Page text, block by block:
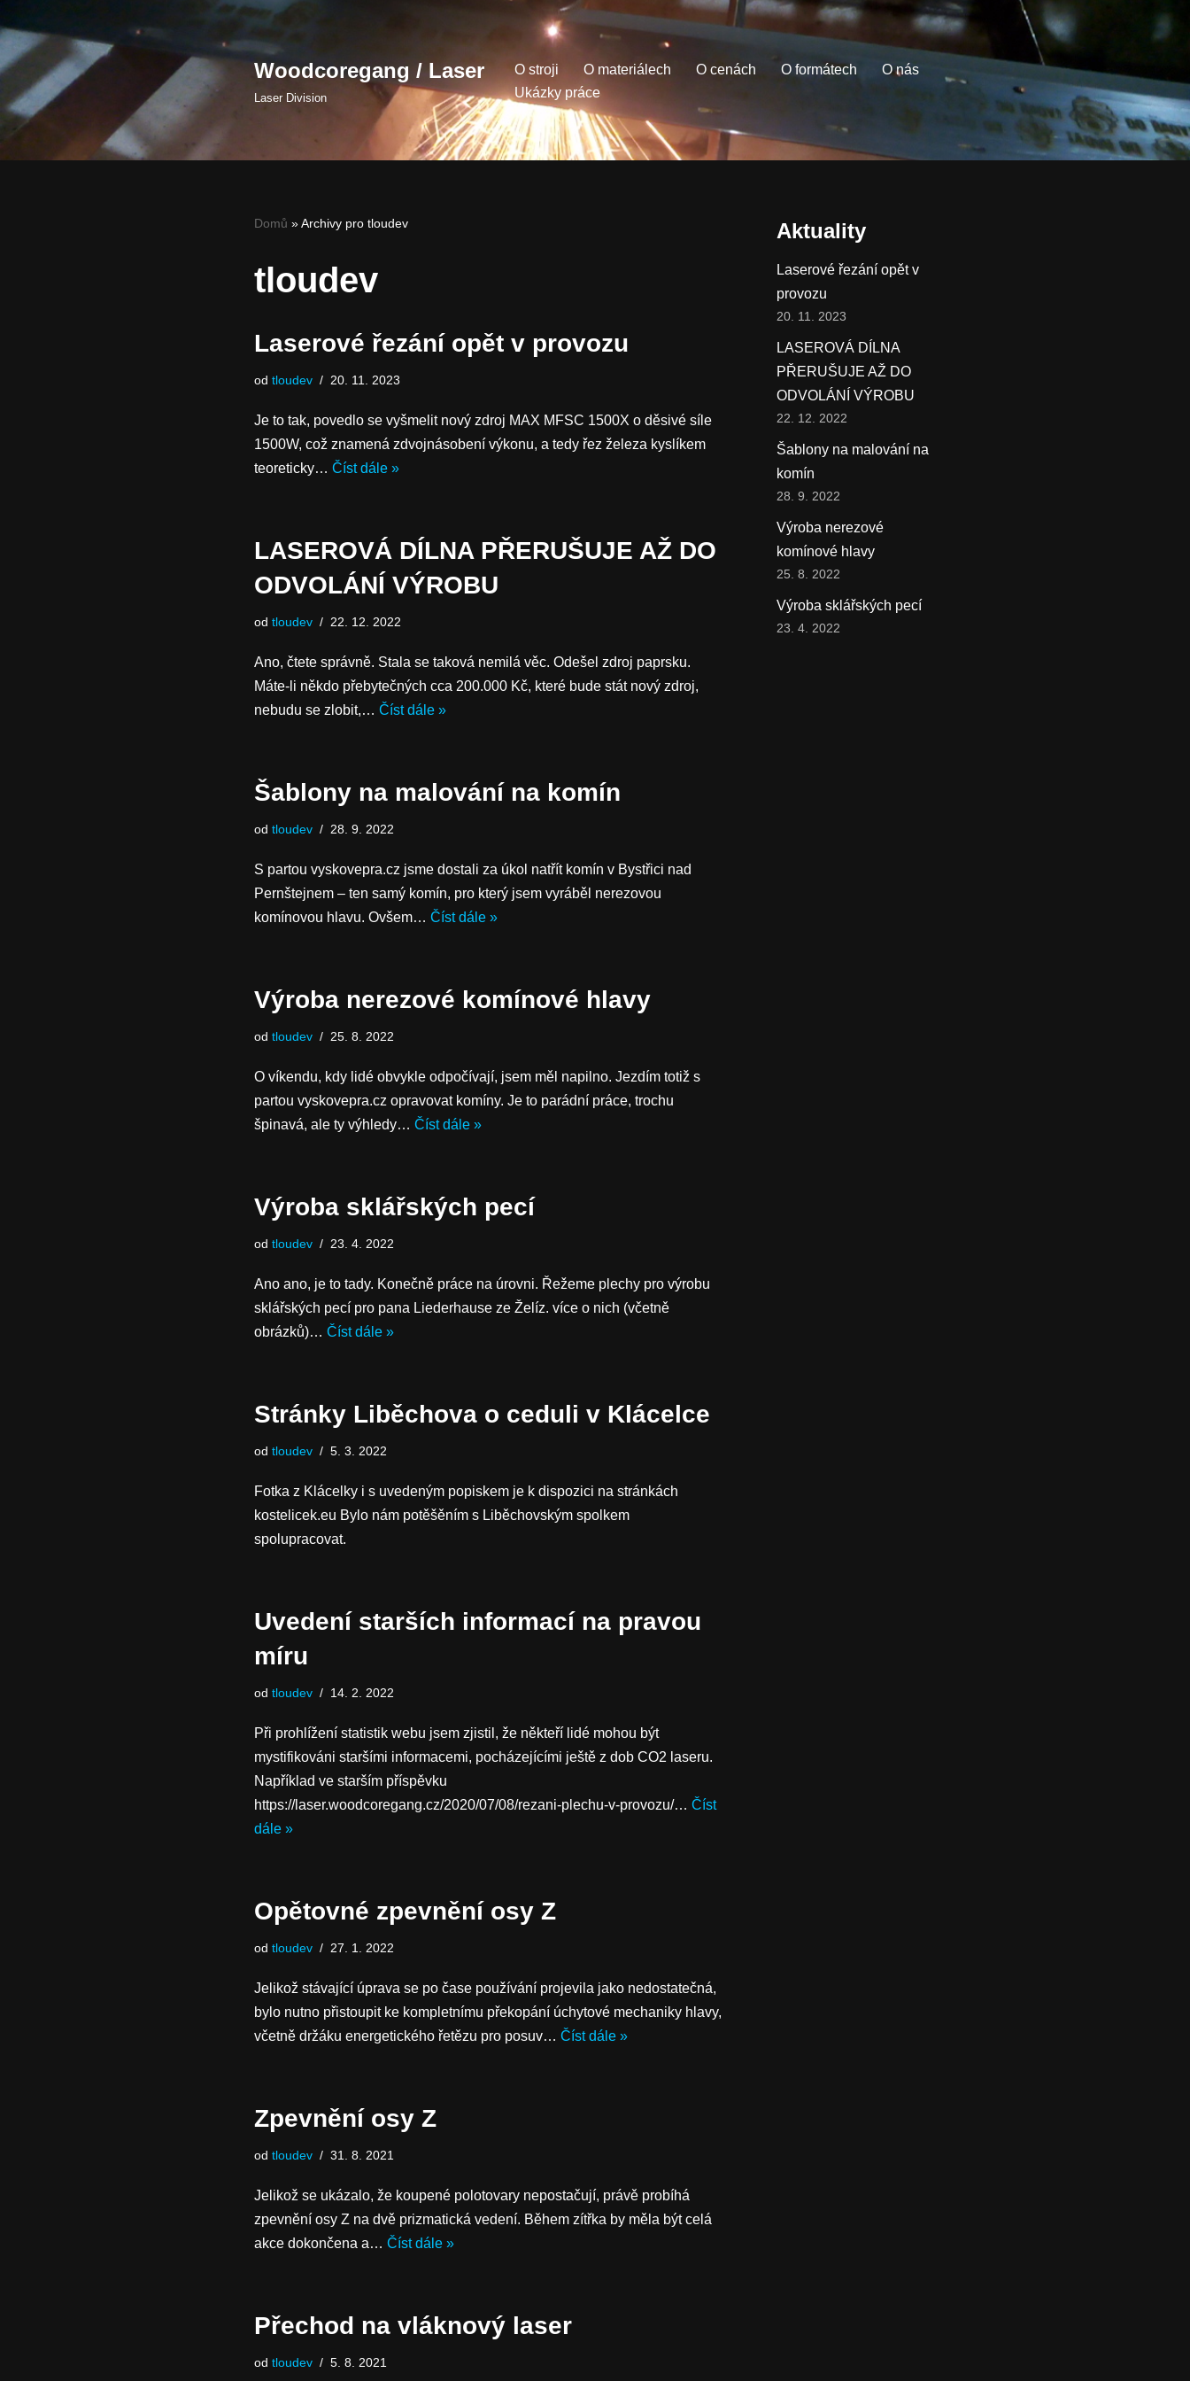
Přeskočit
obsah
Woodcoregang / Laser
Laser Division
O stroji O materiálech O cenách O formátech
O nás
Ukázky práce
Domů »Archivy pro tloudev
tloudev
Laserové řezání opět v provozu
od tloudev 20. 11. 2023
Je to tak, povedlo se vyšmelit nový zdroj MAX MFSC 1500X o děsivé síle
1500W, což znamená zdvojnásobení výkonu, a tedy řez železa kyslíkem
teoreticky… Číst dále »
LASEROVÁ DÍLNA PŘERUŠUJE AŽ DO
ODVOLÁNÍ VÝROBU
od tloudev 22. 12. 2022
Ano, čtete správně. Stala se taková nemilá věc. Odešel zdroj paprsku.
Máte-li někdo přebytečných cca 200.000 Kč, které bude stát nový zdroj,
nebudu se zlobit,… Číst dále »
Šablony na malování na komín
od tloudev 28. 9. 2022
S partou vyskovepra.cz jsme dostali za úkol natřít komín v Bystřici nad
Pernštejnem – ten samý komín, pro který jsem vyráběl nerezovou
komínovou hlavu. Ovšem… Číst dále »
Výroba nerezové komínové hlavy
od tloudev 25. 8. 2022
O víkendu, kdy lidé obvykle odpočívají, jsem měl napilno. Jezdím totiž s
partou vyskovepra.cz opravovat komíny. Je to parádní práce, trochu
špinavá, ale ty výhledy… Číst dále »
Výroba sklářských pecí
od tloudev 23. 4. 2022
Ano ano, je to tady. Konečně práce na úrovni. Řežeme plechy pro výrobu
sklářských pecí pro pana Liederhause ze Želíz. více o nich (včetně
obrázků)… Číst dále »
Stránky Liběchova o ceduli v Klácelce
od tloudev 5. 3. 2022
Fotka z Klácelky i s uvedeným popiskem je k dispozici na stránkách
kostelicek.eu Bylo nám potěšěním s Liběchovským spolkem
spolupracovat.
Uvedení starších informací na pravou
míru
od tloudev 14. 2. 2022
Při prohlížení statistik webu jsem zjistil, že někteří lidé mohou být
mystifikováni staršími informacemi, pocházejícími ještě z dob CO2 laseru.
Například ve starším příspěvku
https://laser.woodcoregang.cz/2020/07/08/rezani-plechu-v-provozu/… Číst
dále »
Opětovné zpevnění osy Z
od tloudev 27. 1. 2022
Jelikož stávající úprava se po čase používání projevila jako nedostatečná,
bylo nutno přistoupit ke kompletnímu překopání úchytové mechaniky hlavy,
včetně držáku energetického řetězu pro posuv… Číst dále »
Zpevnění osy Z
od tloudev 31. 8. 2021
Jelikož se ukázalo, že koupené polotovary nepostačují, právě probíhá
zpevnění osy Z na dvě prizmatická vedení. Během zítřka by měla být celá
akce dokončena a… Číst dále »
Přechod na vláknový laser
od tloudev 5. 8. 2021
Aktuality
Laserové řezání opět v
provozu
20. 11. 2023
LASEROVÁ DÍLNA
PŘERUŠUJE AŽ DO
ODVOLÁNÍ VÝROBU
22. 12. 2022
Šablony na malování na
komín
28. 9. 2022
Výroba nerezové
komínové hlavy
25. 8. 2022
Výroba sklářských pecí
23. 4. 2022